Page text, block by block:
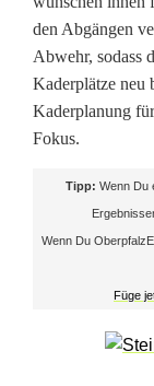
n
J
e
r
den Abgängen
Abwehr, sodass
Kaderplätze neu
Kaderplanung
Fokus.
Tipp: Wenn Du
Wenn Du
Füge